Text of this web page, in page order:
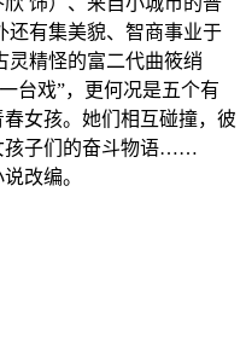
还有集美貌、智商事业于
灵精怪的富二代曲筱绡
台戏”，更何况是五个有
女孩。她们相互碰撞，彼
孩子们的奋斗物语……
改编。